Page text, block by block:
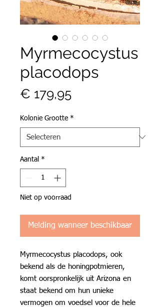
Myrmecocystus
placodops
€ 179,95Prijs
Kolonie Grootte *
Aantal *
Niet op voorraad
Melding wanneer beschikbaar
Myrmecocystus placodops, ook
bekend als de honingpotmieren,
komt oorspronkelijk uit Arizona en
staat bekend om hun unieke
vermogen om voedsel voor de hele